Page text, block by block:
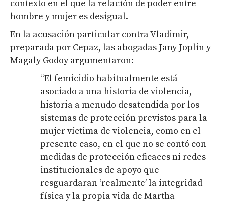
contexto en el que la relación de poder entre
hombre y mujer es desigual.
En la acusación particular contra Vladimir,
preparada por Cepaz, las abogadas Jany Joplin y
Magaly Godoy argumentaron:
“El femicidio habitualmente está
asociado a una historia de violencia,
historia a menudo desatendida por los
sistemas de protección previstos para la
mujer víctima de violencia, como en el
presente caso, en el que no se contó con
medidas de protección eficaces ni redes
institucionales de apoyo que
resguardaran ‘realmente’ la integridad
física y la propia vida de Martha